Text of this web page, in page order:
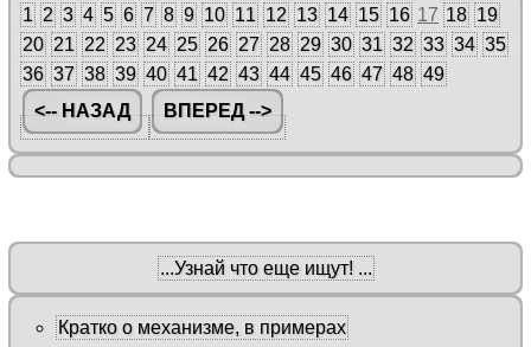
1 2 3 4 5 6 7 8 9 10 11 12 13 14 15 16 17 18 19
20 21 22 23 24 25 26 27 28 29 30 31 32 33 34 35
36 37 38 39 40 41 42 43 44 45 46 47 48 49
<-- НАЗАД
ВПЕРЕД -->
...Узнай что еще ищут! ...
Кратко о механизме, в примерах